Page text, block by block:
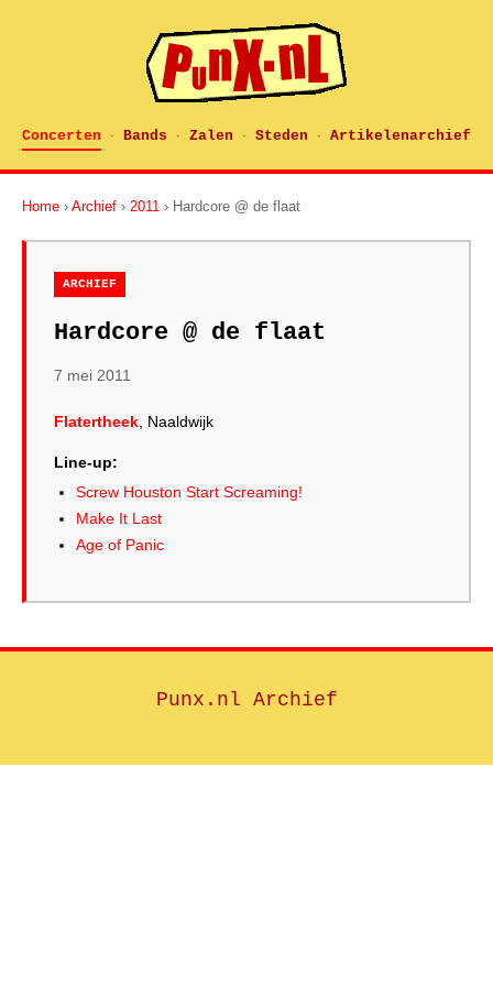
Concerten · Bands · Zalen · Steden · Artikelenarchief
Home › Archief › 2011 › Hardcore @ de flaat
ARCHIEF
Hardcore @ de flaat
7 mei 2011
Flatertheek , Naaldwijk
Line-up:
Screw Houston Start Screaming!
Make It Last
Age of Panic
Punx.nl Archief